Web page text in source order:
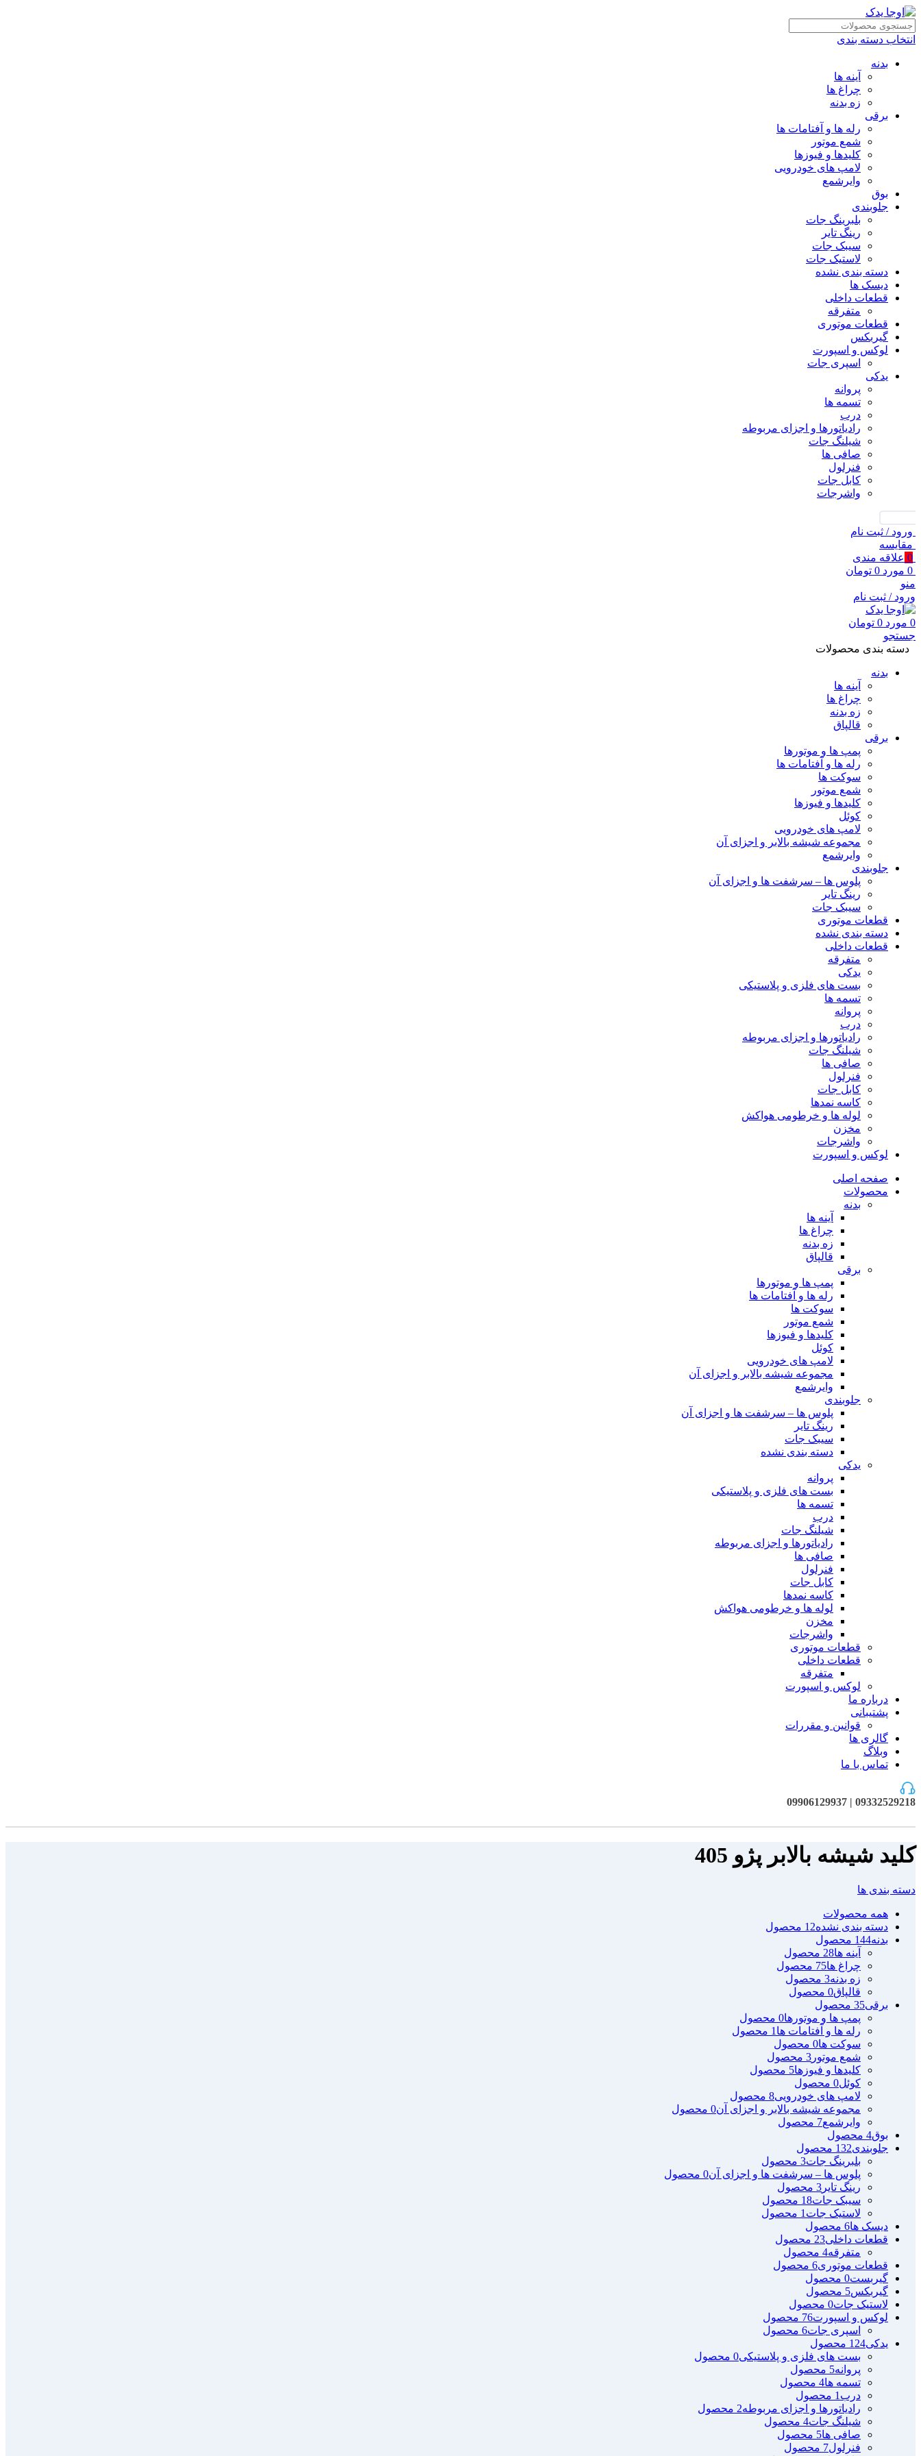
انتخاب دسته بندی
بدنه
آینه ها
چراغ ها
زه بدنه
برقی
رله ها و آفتامات ها
شمع موتور
کلیدها و فیوزها
لامپ های خودرویی
وایرشمع
بوق
جلوبندی
بلبرینگ جات
رینگ تایر
سیبک جات
لاستیک جات
دسته بندی نشده
دیسک ها
قطعات داخلی
متفرقه
قطعات موتوری
گیربکس
لوکس و اسپورت
اسپری جات
یدکی
پروانه
تسمه ها
درب
رادیاتورها و اجزای مربوطه
شیلنگ جات
صافی ها
فنرلول
کابل جات
واشرجات
ورود / ثبت نام
مقايسه
0 علاقه مندی
0 مورد 0 تومان
منو
ورود / ثبت نام
0 مورد 0 تومان
جستجو
دسته بندی محصولات
بدنه
آینه ها
چراغ ها
زه بدنه
قالپاق
برقی
پمپ ها و موتورها
رله ها و آفتامات ها
سوکت ها
شمع موتور
کلیدها و فیوزها
کوئل
لامپ های خودرویی
مجموعه شیشه بالابر و اجزای آن
وایرشمع
جلوبندی
پلوس ها – سرشفت ها و اجزای آن
رینگ تایر
سیبک جات
قطعات موتوری
دسته بندی نشده
قطعات داخلی
متفرقه
یدکی
بست های فلزی و پلاستیکی
تسمه ها
پروانه
درب
رادیاتورها و اجزای مربوطه
شیلنگ جات
صافی ها
فنرلول
کابل جات
کاسه نمدها
لوله ها و خرطومی هواکش
مخزن
واشرجات
لوکس و اسپورت
صفحه اصلی
محصولات
بدنه
آینه ها
چراغ ها
زه بدنه
قالپاق
برقی
پمپ ها و موتورها
رله ها و آفتامات ها
سوکت ها
شمع موتور
کلیدها و فیوزها
کوئل
لامپ های خودرویی
مجموعه شیشه بالابر و اجزای آن
وایرشمع
جلوبندی
پلوس ها – سرشفت ها و اجزای آن
رینگ تایر
سیبک جات
دسته بندی نشده
یدکی
پروانه
بست های فلزی و پلاستیکی
تسمه ها
درب
شیلنگ جات
رادیاتورها و اجزای مربوطه
صافی ها
فنرلول
کابل جات
کاسه نمدها
لوله ها و خرطومی هواکش
مخزن
واشرجات
قطعات موتوری
قطعات داخلی
متفرقه
لوکس و اسپورت
درباره ما
پشتیبانی
قوانین و مقررات
گالری ها
وبلاگ
تماس با ما
09332529218 | 09906129937
کلید شیشه بالابر پژو 405
دسته بندی ها
همه محصولات
دسته بندی نشده12 محصول
بدنه144 محصول
آینه ها28 محصول
چراغ ها75 محصول
زه بدنه3 محصول
قالپاق0 محصول
برقی35 محصول
پمپ ها و موتورها0 محصول
رله ها و آفتامات ها 1 محصول
سوکت ها0 محصول
شمع موتور 3 محصول
کلیدها و فیوزها5 محصول
کوئل0 محصول
لامپ های خودرویی8 محصول
مجموعه شیشه بالابر و اجزای آن0 محصول
وایرشمع7 محصول
بوق4 محصول
جلوبندی132 محصول
بلبرینگ جات3 محصول
پلوس ها – سرشفت ها و اجزای آن0 محصول
رینگ تایر 3 محصول
سیبک جات18 محصول
لاستیک جات 1 محصول
دیسک ها6 محصول
قطعات داخلی23 محصول
متفرقه4 محصول
قطعات موتوری6 محصول
گیربست0 محصول
گیربکس5 محصول
لاستیک جات0 محصول
لوکس و اسپورت76 محصول
اسپری جات6 محصول
یدکی124 محصول
بست های فلزی و پلاستیکی0 محصول
پروانه5 محصول
تسمه ها4 محصول
درب 1 محصول
رادیاتورها و اجزای مربوطه2 محصول
شیلنگ جات4 محصول
صافی ها5 محصول
فنرلول7 محصول